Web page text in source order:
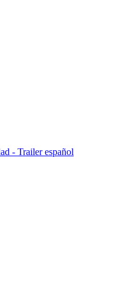
- Trailer español